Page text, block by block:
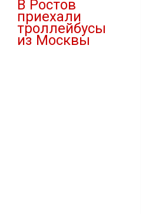
В Ростов
приехали
троллейбусы
из Москвы